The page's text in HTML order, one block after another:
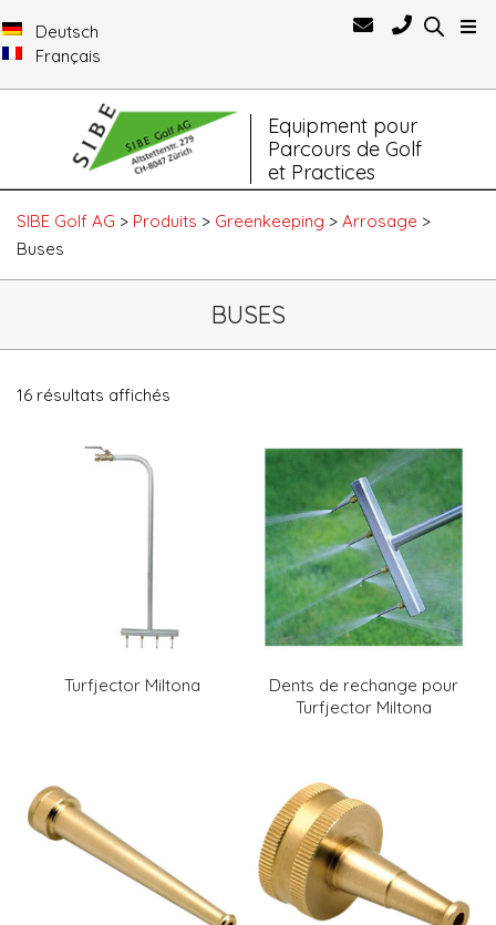
Deutsch
Français
Equipment pour
Parcours de Golf
et Practices
Navigation
SIBE Golf AG > Produits > Greenkeeping > Arrosage >
Buses
BUSES
16 résultats affichés
Turfjector Miltona
Dents de rechange pour
Turfjector Miltona